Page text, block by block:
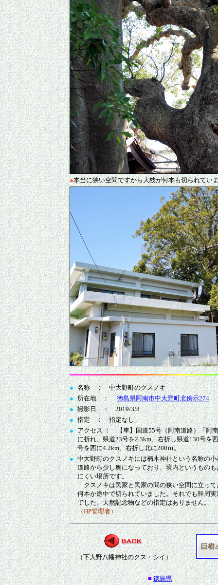
●本当に狭い空間ですから大枝が何本も切られてい
● 名称 ： 中大野町のクスノキ
● 所在地 ：徳島県阿南市中大野町北傍示274
● 撮影日 ： 2019/3/8
● 指定 ： 指定なし
● アクセス ： 【車】国道55号（阿南道路）「阿
に折れ、県道23号を2.3km、右折し県道130号を
号を西に4.2km、右折し北に200ｍ。
● 中大野町のクスノキには楠木神社という名称の
道路から少し奥になっており、境内というもの
にくい場所です。
クスノキは民家と民家の間の狭い空間に立って
何本か途中で切られていました。それでも幹周
でした。天然記念物などの指定はありません。
（HP管理者）
（下大野八幡神社のクス・シイ）
■ 徳島県